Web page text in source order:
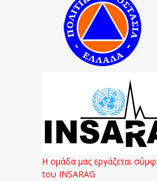
Η ομάδα μας εργάζεται
του INSARAG